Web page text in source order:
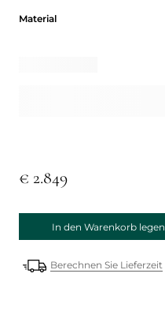
Material
€ 2.849
In den Warenkorb legen
Berechnen Sie Lieferzeit